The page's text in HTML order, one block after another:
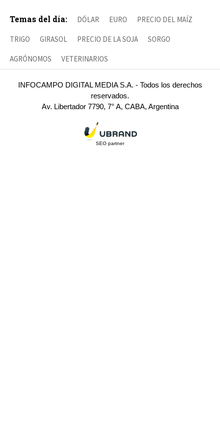
Temas del día: DÓLAR EURO PRECIO DEL MAÍZ
TRIGO GIRASOL PRECIO DE LA SOJA SORGO
AGRÓNOMOS VETERINARIOS
INFOCAMPO DIGITAL MEDIA S.A. - Todos los derechos
reservados.
Av. Libertador 7790, 7° A, CABA, Argentina
SEO partner